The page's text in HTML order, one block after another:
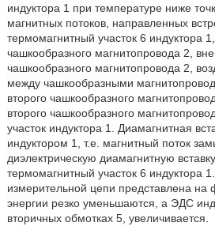
индуктора 1 при температуре ниже
магнитных потоков, направленных
термомагнитный участок 6 индуктора
чашкообразного магнитопровода 2,
чашкообразного магнитопровода 2,
между чашкообразными
второго чашкообразного
второго чашкообразного
участок индуктора 1. Диамагнитная
индуктором 1, т.е. магнитный поток
диэлектрическую диамагнитную
термомагнитный участок 6 индуктора
измерительной цепи представлена на
энергии резко уменьшаются, а ЭДС
вторичных обмотках 5, увеличивается.